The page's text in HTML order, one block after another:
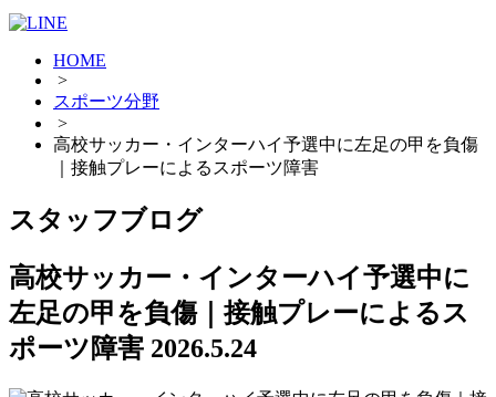
HOME
>
スポーツ分野
>
高校サッカー・インターハイ予選中に左足の甲を負傷
｜接触プレーによるスポーツ障害
スタッフブログ
高校サッカー・インターハイ予選中に
左足の甲を負傷｜接触プレーによるス
ポーツ障害 2026.5.24